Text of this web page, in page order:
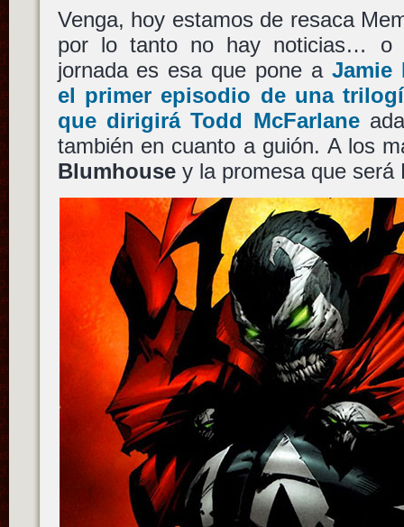
Venga, hoy estamos de resaca
por lo tanto no hay noticias… o
jornada es esa que pone a Jamie
el primer episodio de una
que dirigiráTodd McFarlane
también en cuanto a guión. A los
Blumhousey la promesa que será